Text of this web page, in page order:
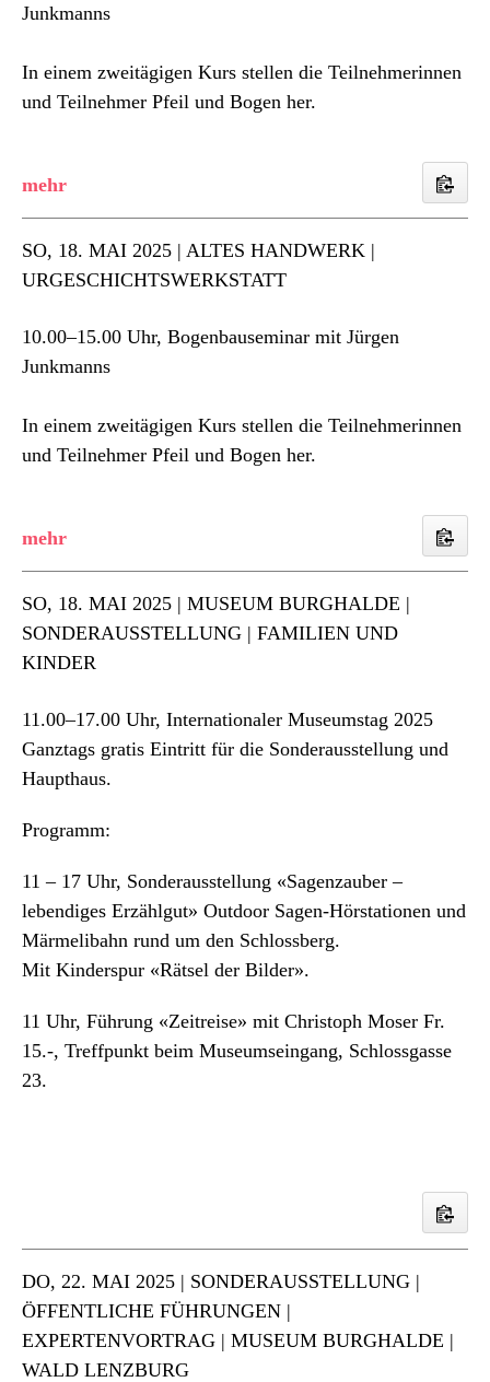
Junkmanns
In einem zweitägigen Kurs stellen die Teilnehmerinnen
und Teilnehmer Pfeil und Bogen her.
SO, 18. MAI 2025 | ALTES HANDWERK |
URGESCHICHTSWERKSTATT
10.00–15.00 Uhr, Bogenbauseminar mit Jürgen
Junkmanns
In einem zweitägigen Kurs stellen die Teilnehmerinnen
und Teilnehmer Pfeil und Bogen her.
SO, 18. MAI 2025 | MUSEUM BURGHALDE |
SONDERAUSSTELLUNG | FAMILIEN UND
KINDER
11.00–17.00 Uhr, Internationaler Museumstag 2025
Ganztags gratis Eintritt für die Sonderausstellung und
Haupthaus.
Programm:
11 – 17 Uhr, Sonderausstellung «Sagenzauber –
lebendiges Erzählgut» Outdoor Sagen-Hörstationen und
Märmelibahn rund um den Schlossberg.
Mit Kinderspur «Rätsel der Bilder».
11 Uhr, Führung «Zeitreise» mit Christoph Moser Fr.
15.-, Treffpunkt beim Museumseingang, Schlossgasse
23.
DO, 22. MAI 2025 | SONDERAUSSTELLUNG |
ÖFFENTLICHE FÜHRUNGEN |
EXPERTENVORTRAG | MUSEUM BURGHALDE |
WALD LENZBURG